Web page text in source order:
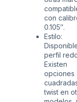
con
0.105″.
Estilo:
perfil
Existen
opciones
twist en